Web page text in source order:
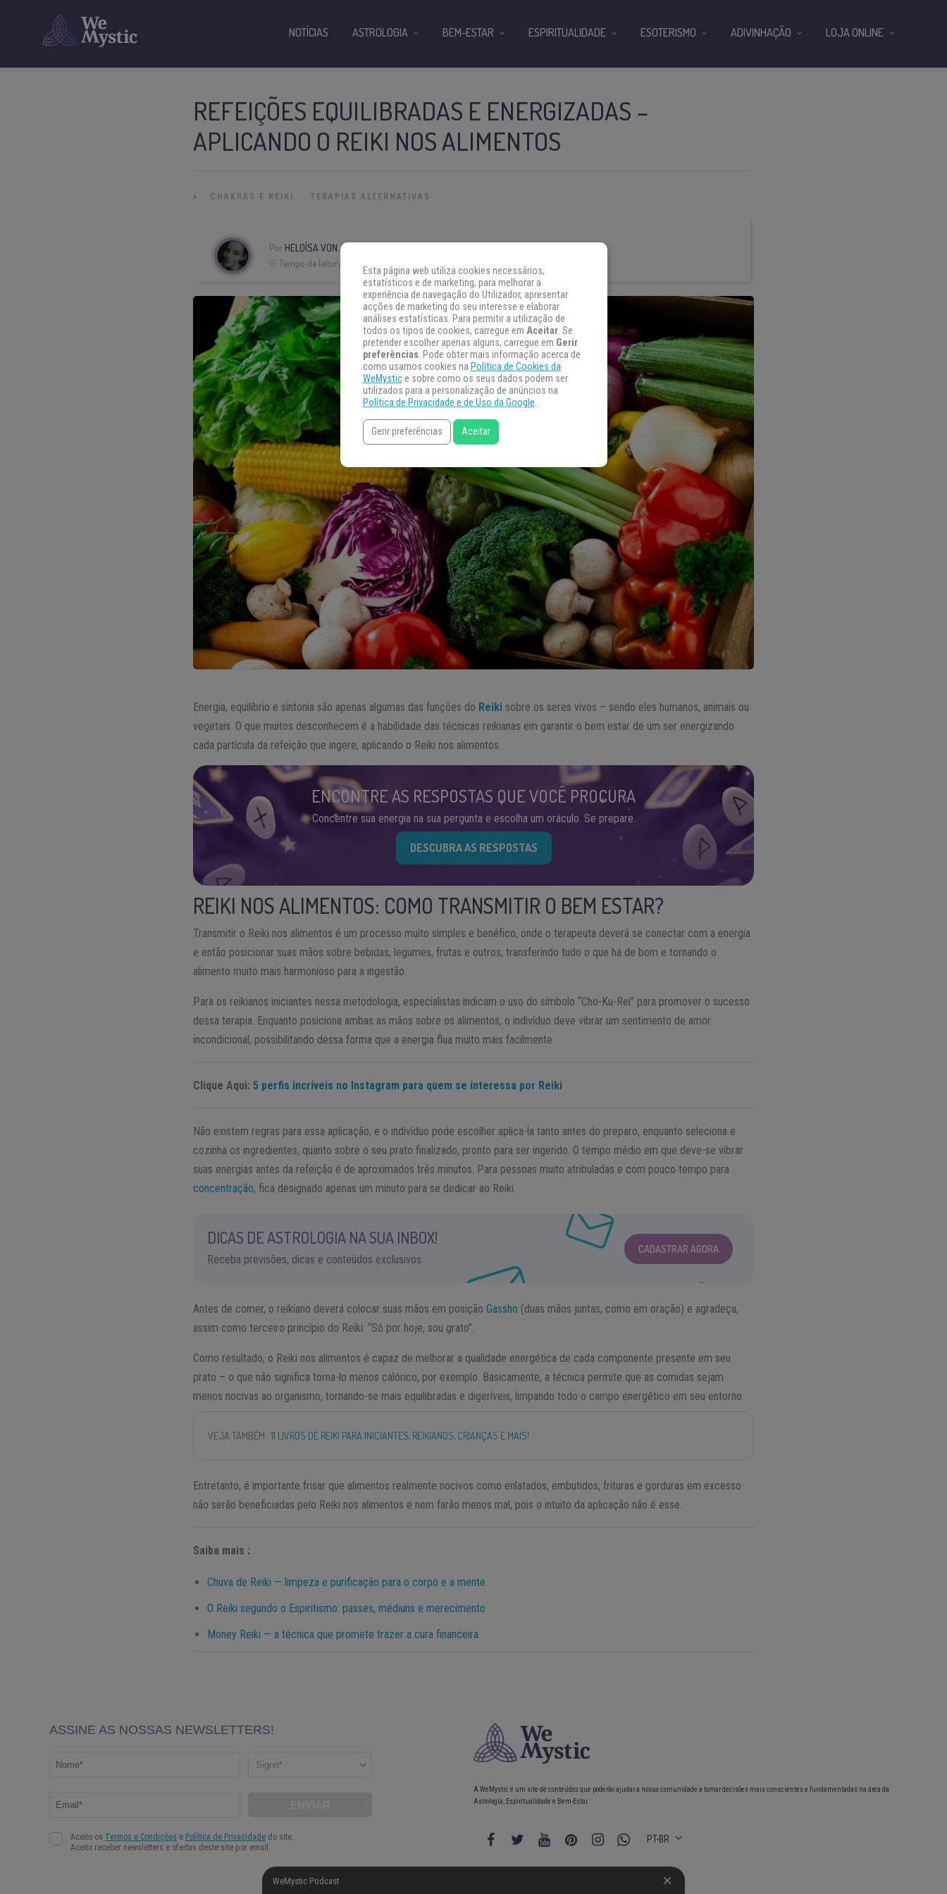
REFEIÇÕES EQUILIBRADAS E ENERGIZADAS –
APLICANDO O REIKI NOS ALIMENTOS
» CHAKRAS E REIKI TERAPIAS ALTERNATIVAS
Por HELOÍSA VON AH
Tempo de leitura:
Energia, equilíbrio e sintonia são apenas algumas das funções do Reiki sobre os seres vivos – sendo eles humanos, animais ou
vegetais. O que muitos desconhecem é a habilidade das técnicas reikianas em garantir o bem estar de um ser energizando
cada partícula da refeição que ingere, aplicando o Reiki nos alimentos.
ENCONTRE AS RESPOSTAS QUE VOCÊ PROCURA
Concentre sua energia na sua pergunta e escolha um oráculo. Se prepare.
DESCUBRA AS RESPOSTAS
REIKI NOS ALIMENTOS: COMO TRANSMITIR O BEM ESTAR?
Transmitir o Reiki nos alimentos é um processo muito simples e benéfico, onde o terapeuta deverá se conectar com a energia
e então posicionar suas mãos sobre bebidas, legumes, frutas e outros, transferindo tudo o que há de bom e tornando o
alimento muito mais harmonioso para a ingestão.
Para os reikianos iniciantes nessa metodologia, especialistas indicam o uso do símbolo “Cho-Ku-Rei” para promover o sucesso
dessa terapia. Enquanto posiciona ambas as mãos sobre os alimentos, o indivíduo deve vibrar um sentimento de amor
incondicional, possibilitando dessa forma que a energia flua muito mais facilmente.
Clique Aqui: 5 perfis incríveis no Instagram para quem se interessa por Reiki
Não existem regras para essa aplicação, e o indivíduo pode escolher aplica-la tanto antes do preparo, enquanto seleciona e
cozinha os ingredientes, quanto sobre o seu prato finalizado, pronto para ser ingerido. O tempo médio em que deve-se vibrar
suas energias antes da refeição é de aproximados três minutos. Para pessoas muito atribuladas e com pouco tempo para
concentração, fica designado apenas um minuto para se dedicar ao Reiki.
DICAS DE ASTROLOGIA NA SUA INBOX!
Receba previsões, dicas e conteúdos exclusivos.
CADASTRAR AGORA
Antes de comer, o reikiano deverá colocar suas mãos em posiçãoGassho (duas mãos juntas, como em oração) e agradeça,
assim como terceiro princípio do Reiki: “Só por hoje, sou grato”.
Como resultado, o Reiki nos alimentos é capaz de melhorar a qualidade energética de cada componente presente em seu
prato – o que não significa torna-lo menos calórico, por exemplo. Basicamente, a técnica permite que as comidas sejam
menos nocivas ao organismo, tornando-se mais equilibradas e digeríveis, limpando todo o campo energético em seu entorno.
VEJA TAMBÉM 11 LIVROS DE REIKI PARA INICIANTES, REIKIANOS, CRIANÇAS E MAIS!
Entretanto, é importante frisar que alimentos realmente nocivos como enlatados, embutidos, frituras e gorduras em excesso
não serão beneficiadas pelo Reiki nos alimentos e nem farão menos mal, pois o intuito da aplicação não é esse.
Saiba mais :
Chuva de Reiki — limpeza e purificação para o corpo e a mente
O Reiki segundo o Espiritismo: passes, médiuns e merecimento
Money Reiki — a técnica que promete trazer a cura financeira
NOTÍCIAS ASTROLOGIA BEM-ESTAR ESPIRITUALIDADE ESOTERISMO ADIVINHAÇÃO LOJA ONLINE
A WeMystic é um site de conteúdos que poderão ajudar a nossa comunidade a tomar decisões mais conscientes e fundamentadas na área da
Astrologia, Espiritualidade e Bem-Estar.
PT-BR
WeMystic Podcast
Esta página web utiliza cookies necessários,
estatísticos e de marketing, para melhorar a
experiência de navegação do Utilizador, apresentar
acções de marketing do seu interesse e elaborar
análises estatísticas. Para permitir a utilização de
todos os tipos de cookies, carregue em Aceitar. Se
pretender escolher apenas alguns, carregue em Gerir
preferências. Pode obter mais informação acerca de
como usamos cookies na Política de Cookies da
WeMystice sobre como os seus dados podem ser
utilizados para a personalização de anúncios na
Política de Privacidade e de Uso da Google.
Gerir preferências Aceitar